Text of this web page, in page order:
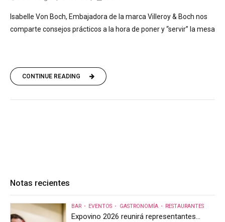
Isabelle Von Boch, Embajadora de la marca Villeroy & Boch nos
comparte consejos prácticos a la hora de poner y “servir” la mesa
CONTINUE READING
Notas recientes
BAR EVENTOS GASTRONOMÍA RESTAURANTES
Expovino 2026 reunirá representantes